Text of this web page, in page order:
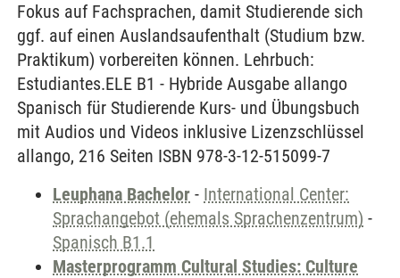
Fokus auf Fachsprachen, damit Studierende sich
ggf. auf einen Auslandsaufenthalt (Studium bzw.
Praktikum) vorbereiten können. Lehrbuch:
Estudiantes.ELE B1 - Hybride Ausgabe allango
Spanisch für Studierende Kurs- und Übungsbuch
mit Audios und Videos inklusive Lizenzschlüssel
allango, 216 Seiten ISBN 978-3-12-515099-7
Leuphana Bachelor - International Center:
Sprachangebot (ehemals Sprachenzentrum) -
Spanisch B1.1
Masterprogramm Cultural Studies: Culture